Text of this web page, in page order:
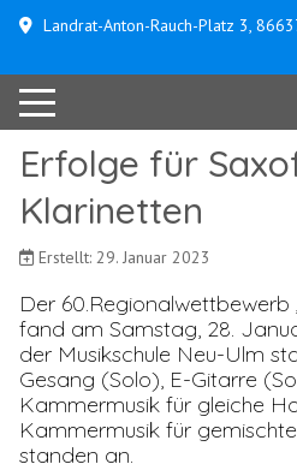
Landrat-Anton-Rauch-Platz 3,
Erfolge für
Klarinetten
Erstellt: 29. Januar 2023
Der 60.Regionalwettbewerb
fand am Samstag, 28.
der Musikschule Neu-Ulm
Gesang (Solo), E-Gitarre
Kammermusik für gleiche
Kammermusik für
standen an.